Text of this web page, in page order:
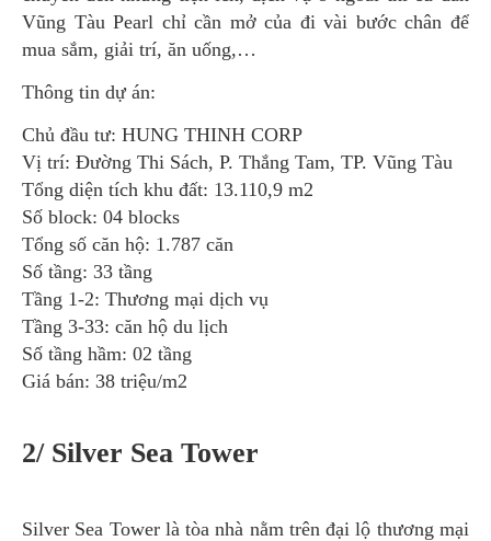
Vũng Tàu Pearl chỉ cần mở của đi vài bước chân để
mua sắm, giải trí, ăn uống,…
Thông tin dự án:
Chủ đầu tư: HUNG THINH CORP
Vị trí: Đường Thi Sách, P. Thắng Tam, TP. Vũng Tàu
Tổng diện tích khu đất: 13.110,9 m2
Số block: 04 blocks
Tổng số căn hộ: 1.787 căn
Số tầng: 33 tầng
Tầng 1-2: Thương mại dịch vụ
Tầng 3-33: căn hộ du lịch
Số tầng hầm: 02 tầng
Giá bán: 38 triệu/m2
2/ Silver Sea Tower
Silver Sea Tower là tòa nhà nằm trên đại lộ thương mại